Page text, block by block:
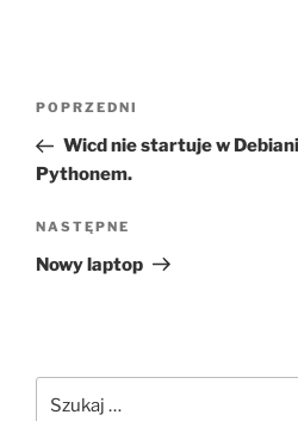
Nawigacja
Poprzedni
wpis
POPRZEDNI
Wicd nie startuje w
Pythonem.
Następny
wpis
NASTĘPNE
Nowy laptop